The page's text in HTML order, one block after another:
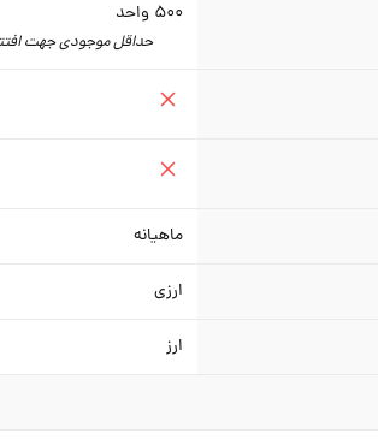
500 واحد
حداقل موجودی جهت افتتاح
ماهیانه
ارزی
ارز